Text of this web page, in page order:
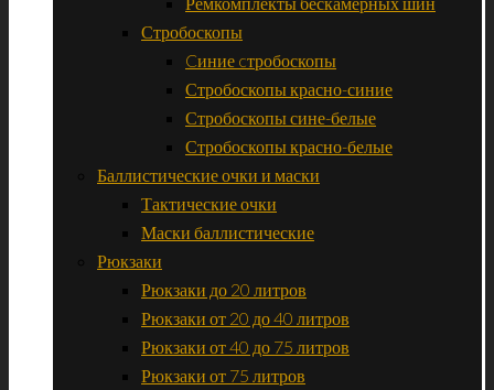
Стробоскопы
Cиние cтробоскопы
Стробоскопы красно-синие
Стробоскопы сине-белые
Стробоскопы красно-белые
Баллистические очки и маски
Тактические очки
Маски баллистические
Рюкзаки
Рюкзаки до 20 литров
Рюкзаки от 20 до 40 литров
Рюкзаки от 40 до 75 литров
Рюкзаки от 75 литров